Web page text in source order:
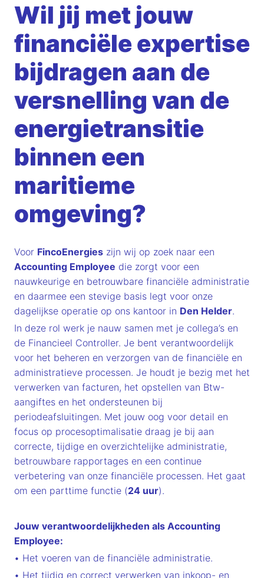
Wil jij met jouw
financiële expertise
bijdragen aan de
versnelling van de
energietransitie
binnen een
maritieme
omgeving?
Voor FincoEnergies zijn wij op zoek naar een
Accounting Employee die zorgt voor een
nauwkeurige en betrouwbare financiële administratie
en daarmee een stevige basis legt voor onze
dagelijkse operatie op ons kantoor in Den Helder.
In deze rol werk je nauw samen met je collega’s en
de Financieel Controller. Je bent verantwoordelijk
voor het beheren en verzorgen van de financiële en
administratieve processen. Je houdt je bezig met het
verwerken van facturen, het opstellen van Btw-
aangiftes en het ondersteunen bij
periodeafsluitingen. Met jouw oog voor detail en
focus op procesoptimalisatie draag je bij aan
correcte, tijdige en overzichtelijke administratie,
betrouwbare rapportages en een continue
verbetering van onze financiële processen. Het gaat
om een parttime functie (24 uur).
Jouw verantwoordelijkheden als Accounting
Employee:
• Het voeren van de financiële administratie.
• Het tijdig en correct verwerken van inkoop- en